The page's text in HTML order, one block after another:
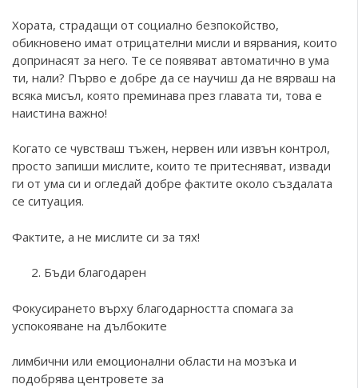
Хората, страдащи от социално безпокойство,
обикновено имат отрицателни мисли и вярвания, които
допринасят за него. Те се появяват автоматично в ума
ти, нали? Първо е добре да се научиш да не вярваш на
всяка мисъл, която преминава през главата ти, това е
наистина важно!
Когато се чувстваш тъжен, нервен или извън контрол,
просто запиши мислите, които те притесняват, извади
ги от ума си и огледай добре фактите около създалата
се ситуация.
Фактите, а не мислите си за тях!
Бъди благодарен
Фокусирането върху благодарността спомага за
успокояване на дълбоките
лимбични или емоционални области на мозъка и
подобрява центровете за